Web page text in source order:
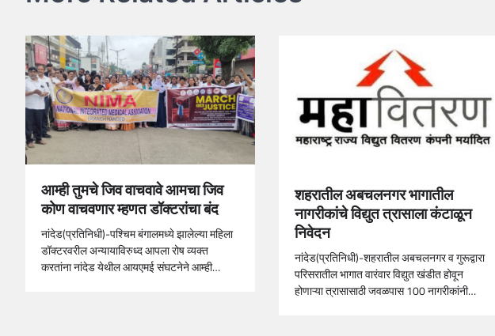
आम्ही तुमचे जिव वाचवावे आमचा जिव
कोण वाचवणार म्हणत डॉक्टरांचा बंद
नांदेड(प्रतिनिधी)-पश्चिम बंगालमध्ये झालेल्या महिला
डॉक्टरवरील अन्यायाविरुध्द आपला रोष व्यक्त
करतांना नांदेड येथील आयएमई संघटनेने आम्ही…
शहरातील अबचलनगर भागातील
नागरीकांचे विद्युत त्रासाला कंटाळून
निवेदन
नांदेड(प्रतिनिधी)-शहरातील अबचलनगर व गुरूद्वारा
परिसरातील भागात वारंवार विद्युत खंडीत होवून
होणाऱ्या त्रासासाठी जवळपास 100 नागरीकांनी…